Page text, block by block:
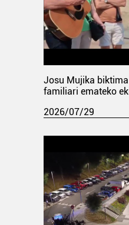
Josu Mujika
familiari emateko
2026/07/29